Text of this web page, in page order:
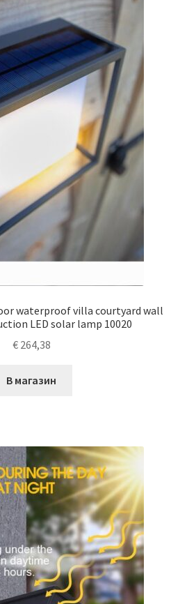
waterproof villa courtyard wall
LED solar lamp 10020
€264,38
В магазин